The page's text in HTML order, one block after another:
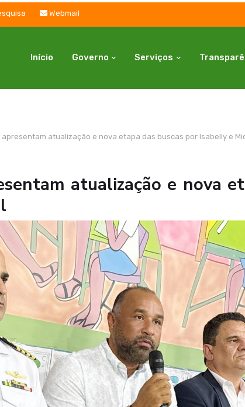
Webmail
Início Governo Serviços
atualização e nova etapa das buscas por Isabelly e
atualização e nova